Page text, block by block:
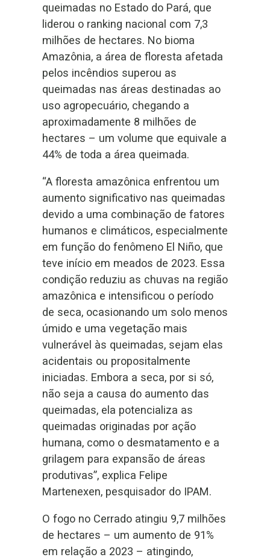
queimadas no Estado do Pará, que
liderou o ranking nacional com 7,3
milhões de hectares. No bioma
Amazônia, a área de floresta afetada
pelos incêndios superou as
queimadas nas áreas destinadas ao
uso agropecuário, chegando a
aproximadamente 8 milhões de
hectares – um volume que equivale a
44% de toda a área queimada.
“A floresta amazônica enfrentou um
aumento significativo nas queimadas
devido a uma combinação de fatores
humanos e climáticos, especialmente
em função do fenômeno El Niño, que
teve início em meados de 2023. Essa
condição reduziu as chuvas na região
amazônica e intensificou o período
de seca, ocasionando um solo menos
úmido e uma vegetação mais
vulnerável às queimadas, sejam elas
acidentais ou propositalmente
iniciadas. Embora a seca, por si só,
não seja a causa do aumento das
queimadas, ela potencializa as
queimadas originadas por ação
humana, como o desmatamento e a
grilagem para expansão de áreas
produtivas”, explica Felipe
Martenexen, pesquisador do IPAM.
O fogo no Cerrado atingiu 9,7 milhões
de hectares – um aumento de 91%
em relação a 2023 – atingindo,